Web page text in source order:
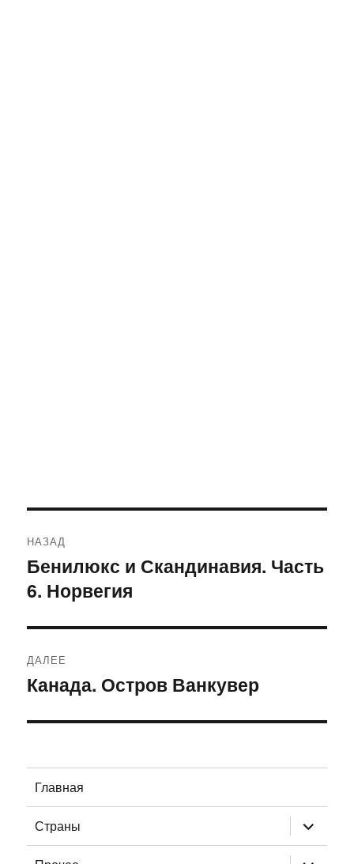
по
записям
НАЗАД
Предыдущая
запись:
Бенилюкс и Скандинавия. Часть
6. Норвегия
ДАЛЕЕ
Следующая
Канада. Остров Ванкувер
Главная
Страны дочернее
меню